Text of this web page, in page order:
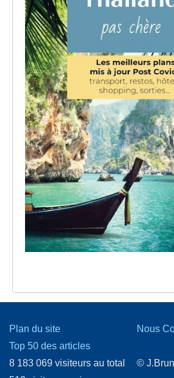
Plan du site
Top 50 des articles
8 183 069 visiteurs au total
Nous
©